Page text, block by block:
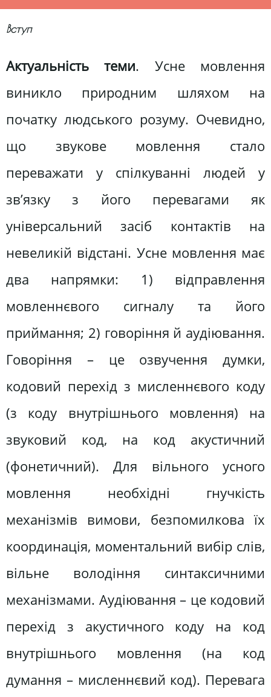
Вступ
Актуальність теми. Усне мовлення
виникло природним шляхом на
початку людського розуму. Очевидно,
що звукове мовлення стало
переважати у спілкуванні людей у
зв’язку з його перевагами як
універсальний засіб контактів на
невеликій відстані. Усне мовлення має
два напрямки: 1) відправлення
мовленнєвого сигналу та його
приймання; 2) говоріння й аудіювання.
Говоріння – це озвучення думки,
кодовий перехід з мисленнєвого коду
(з коду внутрішнього мовлення) на
звуковий код, на код акустичний
(фонетичний). Для вільного усного
мовлення необхідні гнучкість
механізмів вимови, безпомилкова їх
координація, моментальний вибір слів,
вільне володіння синтаксичними
механізмами. Аудіювання – це кодовий
перехід з акустичного коду на код
внутрішнього мовлення (на код
думання – мисленнєвий код). Перевага